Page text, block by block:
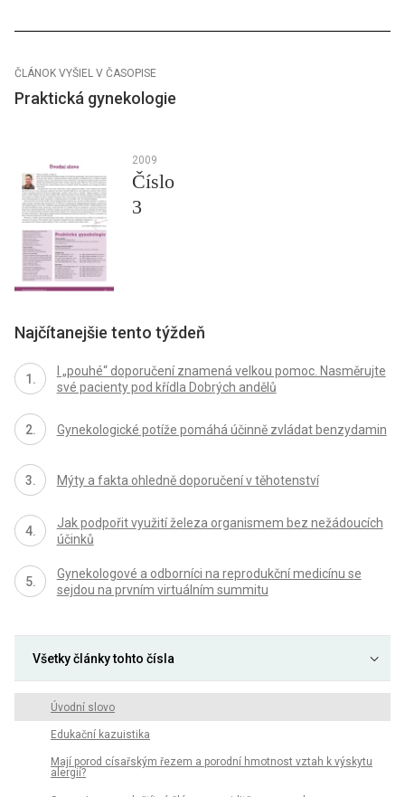
ČLÁNOK VYŠIEL V ČASOPISE
Praktická gynekologie
2009
Číslo
3
Najčítanejšie tento týždeň
I „pouhé“ doporučení znamená velkou pomoc. Nasměrujte
své pacienty pod křídla Dobrých andělů
Gynekologické potíže pomáhá účinně zvládat benzydamin
Mýty a fakta ohledně doporučení v těhotenství
Jak podpořit využití železa organismem bez nežádoucích
účinků
Gynekologové a odborníci na reprodukční medicínu se
sejdou na prvním virtuálním summitu
Všetky články tohto čísla
Úvodní slovo
Edukační kazuistika
Mají porod císařským řezem a porodní hmotnost vztah k výskytu
alergií?